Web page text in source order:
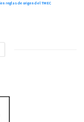
reglas de origen del TMEC